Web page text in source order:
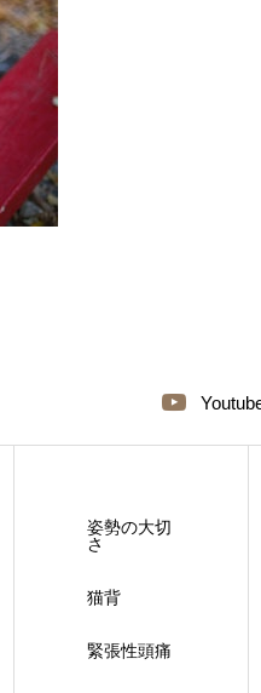
姿勢の大切
さ
猫背
緊張性頭痛